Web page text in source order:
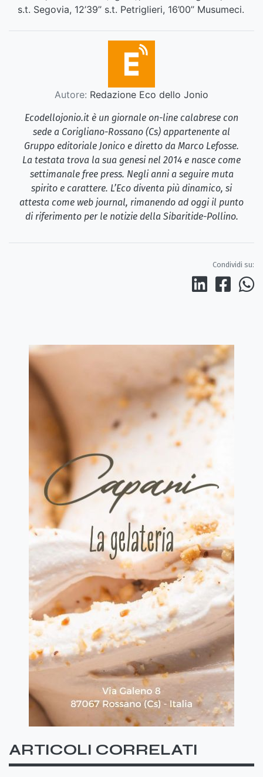
s.t. Segovia, 12’39’’ s.t. Petriglieri, 16’00’’ Musumeci.
Autore: Redazione Eco dello Jonio
Ecodellojonio.it è un giornale on-line calabrese con
sede a Corigliano-Rossano (Cs) appartenente al
Gruppo editoriale Jonico e diretto da Marco Lefosse.
La testata trova la sua genesi nel 2014 e nasce come
settimanale free press. Negli anni a seguire muta
spirito e carattere. L’Eco diventa più dinamico, si
attesta come web journal, rimanendo ad oggi il punto
di riferimento per le notizie della Sibaritide-Pollino.
Condividi su:
ARTICOLI CORRELATI